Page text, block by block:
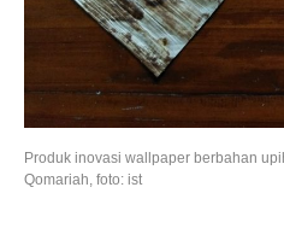
Produk inovasi wallpaper berbahan
Qomariah, foto: ist